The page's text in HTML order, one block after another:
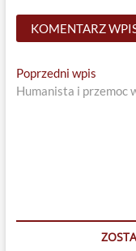
Nawigacja
wpisu
Poprzedni wpisPrevious
post:
Humanista i przemoc